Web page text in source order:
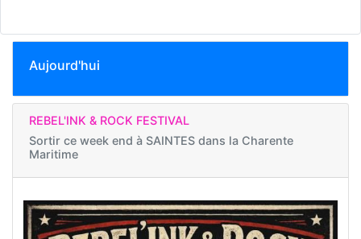
Aujourd'hui
REBEL'INK & ROCK FESTIVAL
Sortir ce week end à SAINTES dans la Charente
Maritime